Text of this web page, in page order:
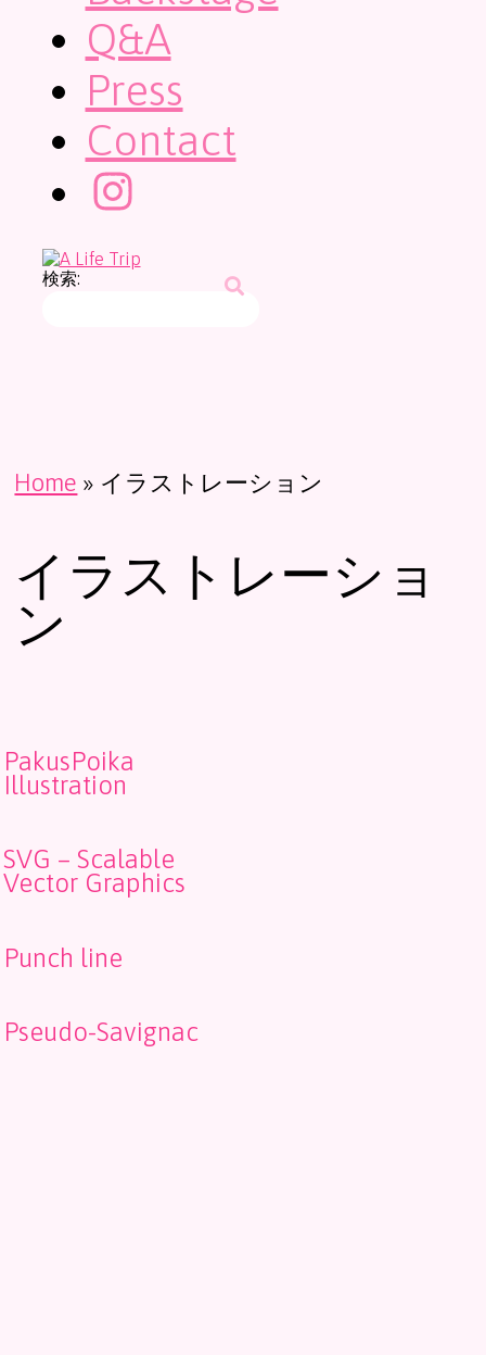
Q&A
Press
Contact
検索:
Home » イラストレーション
イラストレーショ
ン
PakusPoika
Illustration
SVG – Scalable
Vector Graphics
Punch line
Pseudo-Savignac